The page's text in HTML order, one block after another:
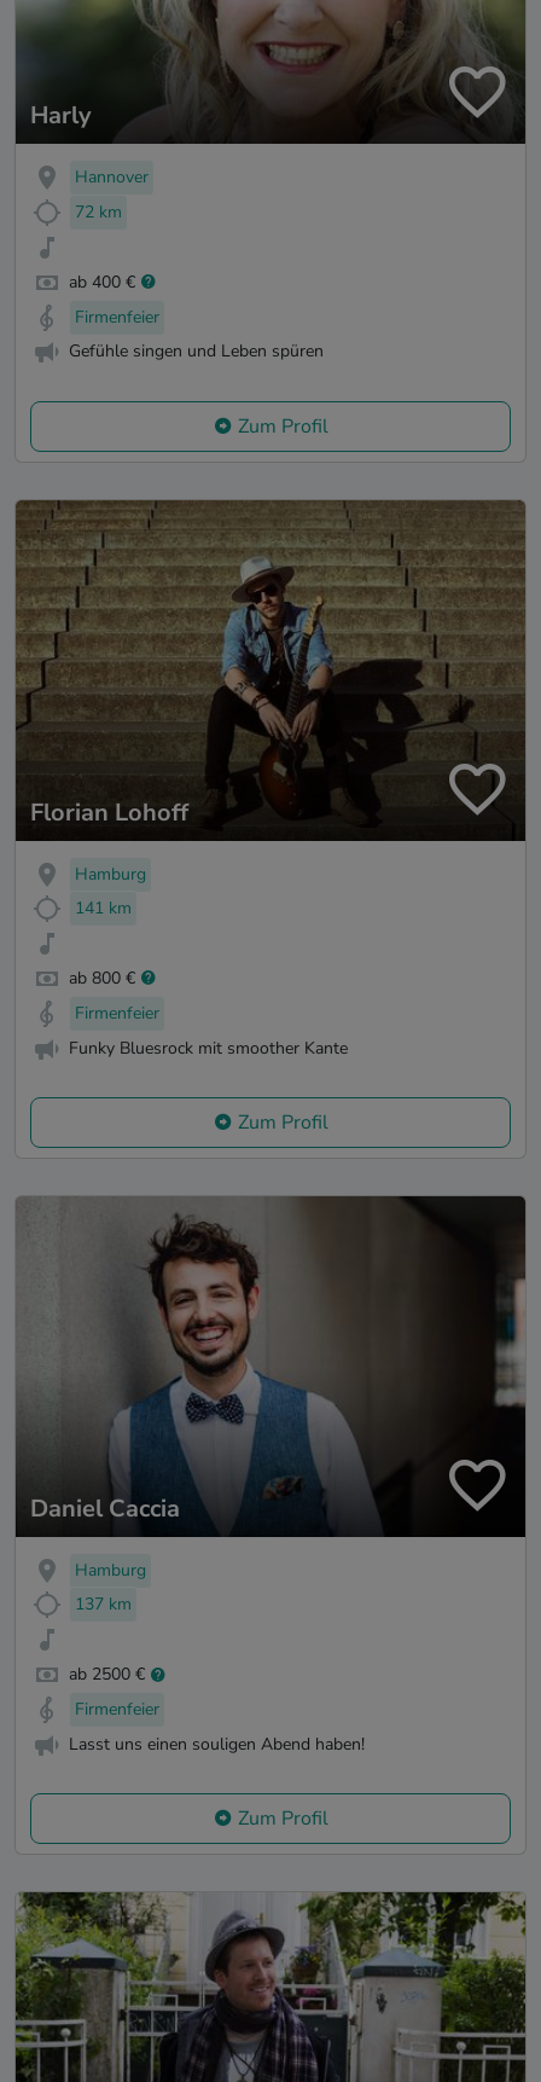
Harly
Hannover
72 km
ab 400 €
Firmenfeier
Gefühle singen und Leben spüren
Zum Profil
Florian Lohoff
Hamburg
141 km
ab 800 €
Firmenfeier
Funky Bluesrock mit smoother Kante
Zum Profil
Daniel Caccia
Hamburg
137 km
ab 2500 €
Firmenfeier
Lasst uns einen souligen Abend haben!
Zum Profil